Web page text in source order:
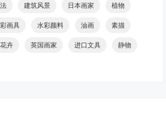
建筑风景 日本画家 植物
画具 水彩颜料 油画 素描
花卉 英国画家 进口文具 静物